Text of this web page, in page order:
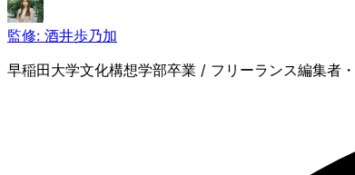
監修: 酒井歩乃加
早稲田大学文化構想学部卒業 / フリーランス編集者